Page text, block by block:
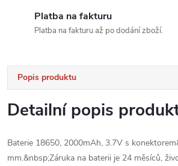
Platba na fakturu
Platba na fakturu až po dodání zboží.
Popis produktu
Detailní popis
Baterie 18650, 2000mAh, 3.7V s
mm.&nbsp;Záruka na baterii je 24 měsíců,